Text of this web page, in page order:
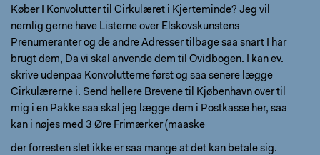
Køber I Konvolutter til Cirkulæret i Kjerteminde? Jeg vil
nemlig gerne have Listerne over Elskovskunstens
Prenumeranter og de andre Adresser tilbage saa snart I har
brugt dem, Da vi skal anvende dem til Ovidbogen. I kan ev.
skrive udenpaa Konvolutterne først og saa senere lægge
Cirkulærerne i. Send hellere Brevene til Kjøbenhavn over til
mig i en Pakke saa skal jeg lægge dem i Postkasse her, saa
kan i nøjes med 3 Øre Frimærker (maaske
der forresten slet ikke er saa mange at det kan betale sig.